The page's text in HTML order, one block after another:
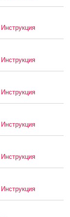
Инструкция
Инструкция
Инструкция
Инструкция
Инструкция
Инструкция